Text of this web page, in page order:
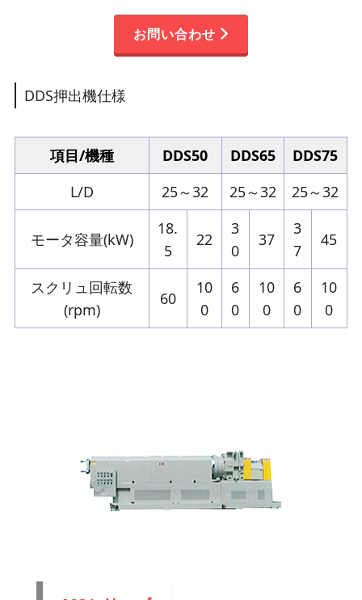
お問い合わせ
DDS押出機仕様
項目/機種 DDS50 DDS65
DDS75
L/D
25～32 25～32 25～32
モータ容量(kW)
18.
5
22
3
0
37
3
7
45
スクリュ回転数
(rpm)
60
10
0
6
0
10
0
6
0
10
0